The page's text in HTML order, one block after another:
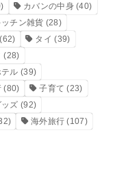
カバンの中身(40)
ッチン雑貨 (28)
タイ (39)
(28)
ル (39)
(80) 子育て (23)
ズ (92)
海外旅行 (107)